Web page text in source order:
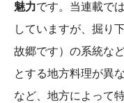
魅力です。当連載で
していますが、掘り
故郷です）の系統な
とする地方料理が異
など、地方によって